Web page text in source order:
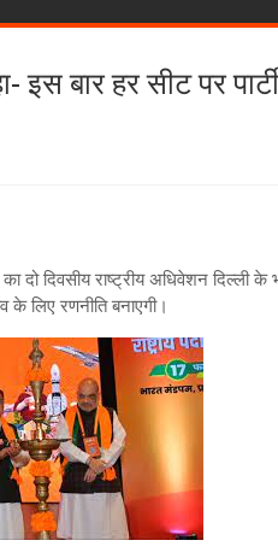
इस बार हर सीट पर
दो दिवसीय राष्ट्रीय अधिवेशन दिल्ली के
लिए रणनीति बनाएगी।